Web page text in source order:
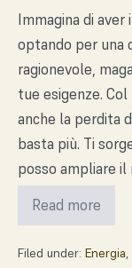
Immagina di
optando per una
ragionevole,
tue esigenze.
anche la perdita
basta più. Ti
posso ampliare
Read more
Filed under: Energia,